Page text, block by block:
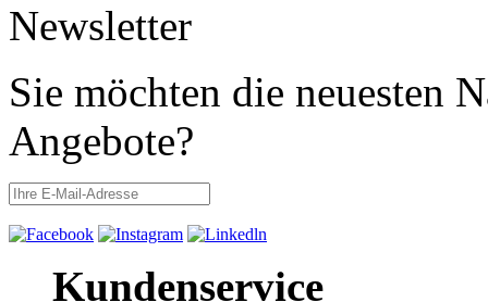
Newsletter
Sie möchten die neuesten
Angebote?
Kundenservice